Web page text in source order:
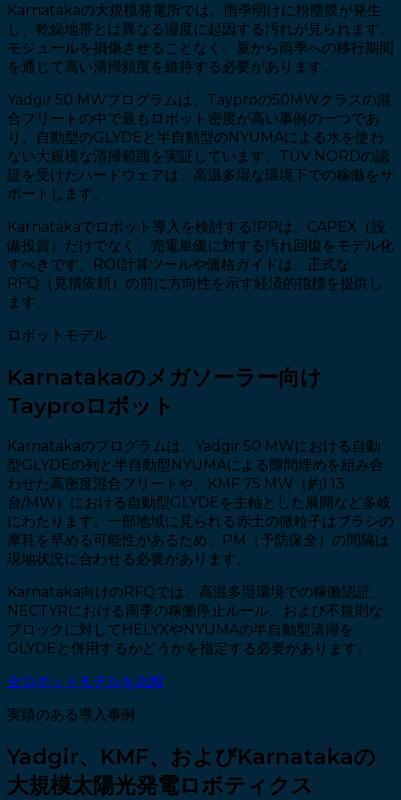
Karnatakaの大規模発電所では、雨季明けに粉塵膜が発生
し、乾燥地帯とは異なる湿度に起因する汚れが見られます。
モジュールを損傷させることなく、夏から雨季への移行期間
を通じて高い清掃頻度を維持する必要があります。
Yadgir 50 MWプログラムは、Tayproの50MWクラスの混
合フリートの中で最もロボット密度が高い事例の一つであ
り、自動型のGLYDEと半自動型のNYUMAによる水を使わ
ない大規模な清掃範囲を実証しています。TÜV NORDの認
証を受けたハードウェアは、高温多湿な環境下での稼働をサ
ポートします。
Karnatakaでロボット導入を検討するIPPは、CAPEX（設
備投資）だけでなく、売電単価に対する汚れ回復をモデル化
すべきです。ROI計算ツールや価格ガイドは、正式な
RFQ（見積依頼）の前に方向性を示す経済的指標を提供し
ます。
ロボットモデル
Karnatakaのメガソーラー向け
Tayproロボット
Karnatakaのプログラムは、Yadgir 50 MWにおける自動
型GLYDEの列と半自動型NYUMAによる隙間埋めを組み合
わせた高密度混合フリートや、KMF 75 MW（約1.13
台/MW）における自動型GLYDEを主軸とした展開など多岐
にわたります。一部地域に見られる赤土の微粒子はブラシの
摩耗を早める可能性があるため、PM（予防保全）の間隔は
現地状況に合わせる必要があります。
Karnataka向けのRFQでは、高温多湿環境での稼働認証、
NECTYRにおける雨季の稼働停止ルール、および不規則な
ブロックに対してHELYXやNYUMAの半自動型清掃を
GLYDEと併用するかどうかを指定する必要があります。
全ロボットモデルを比較
実績のある導入事例
Yadgir、KMF、およびKarnatakaの
大規模太陽光発電ロボティクス